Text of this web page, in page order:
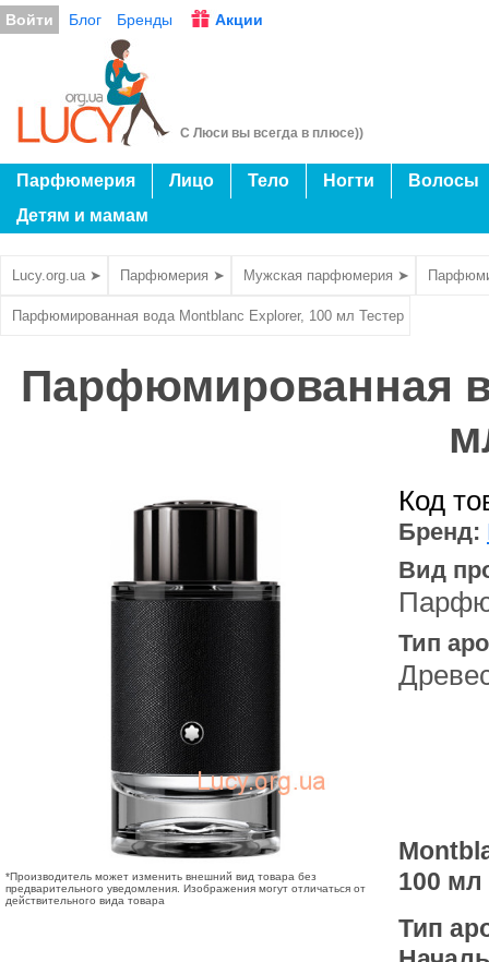
Войти Блог Бренды Акции
С Люси вы всегда в плюсе))
Парфюмерия Лицо Тело Ногти
Волосы
Детям и мамам
Lucy.org.ua ➤ Парфюмерия ➤ Мужская парфюмерия ➤
Парфюмированная вода Montblanc Explorer, 100 мл Тестер
Парфюмированная
*Производитель может изменить внешний вид товара без
предварительного уведомления. Изображения могут отличаться от
действительного вида товара
Код
Бренд:
Вид
Тип
100 мл
Тип